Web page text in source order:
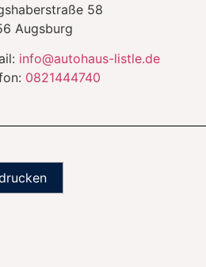
58
Augsburg
info@autohaus-listle.de
0821444740